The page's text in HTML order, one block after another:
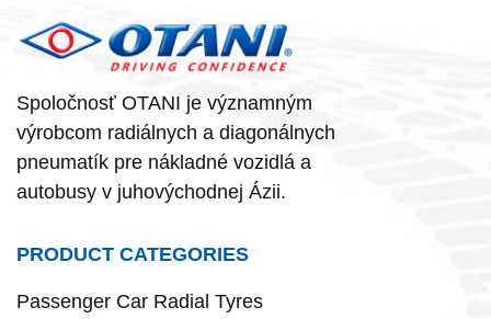
Spoločnosť OTANI je významným
výrobcom radiálnych a diagonálnych
pneumatík pre nákladné vozidlá a
autobusy v juhovýchodnej Ázii.
PRODUCT CATEGORIES
Passenger Car Radial Tyres